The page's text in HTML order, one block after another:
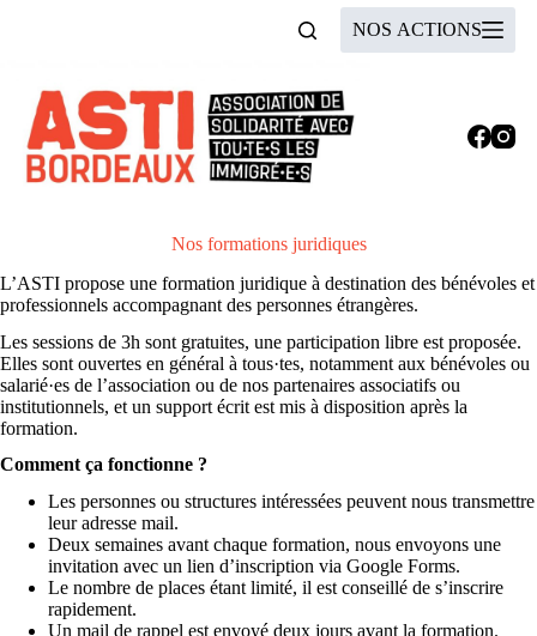
NOS ACTIONS
Nos formations juridiques
L’ASTI propose une formation juridique à destination des bénévoles et
professionnels accompagnant des personnes étrangères.
Les sessions de 3h sont gratuites, une participation libre est proposée.
Elles sont ouvertes en général à tous·tes, notamment aux bénévoles ou
salarié·es de l’association ou de nos partenaires associatifs ou
institutionnels, et un support écrit est mis à disposition après la
formation.
Comment ça fonctionne ?
Les personnes ou structures intéressées peuvent nous transmettre
leur adresse mail.
Deux semaines avant chaque formation, nous envoyons une
invitation avec un lien d’inscription via Google Forms.
Le nombre de places étant limité, il est conseillé de s’inscrire
rapidement.
Un mail de rappel est envoyé deux jours avant la formation.